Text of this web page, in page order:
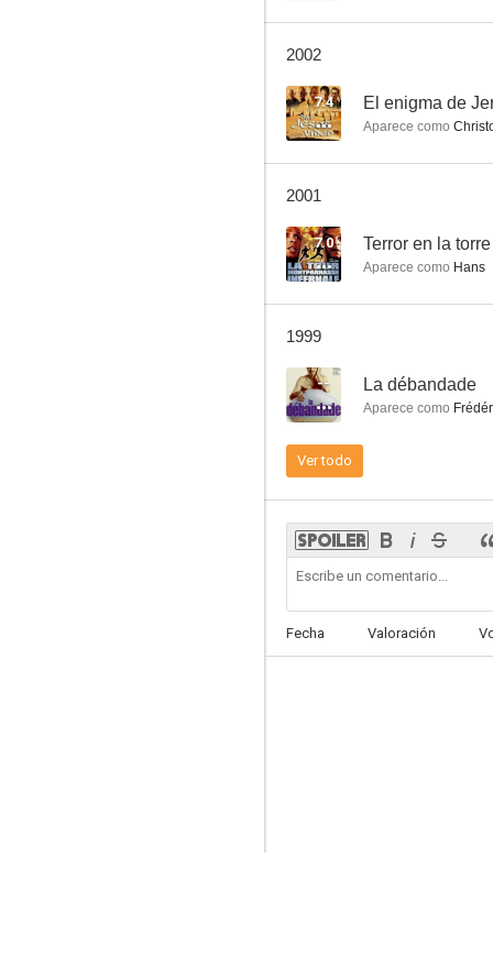
2002
7.4 El enigma de
Aparece como
2001
7.0 Terror en la
Aparece como Hans
1999
-- La débandade
Aparece como
Ver todo
Fecha Valoración